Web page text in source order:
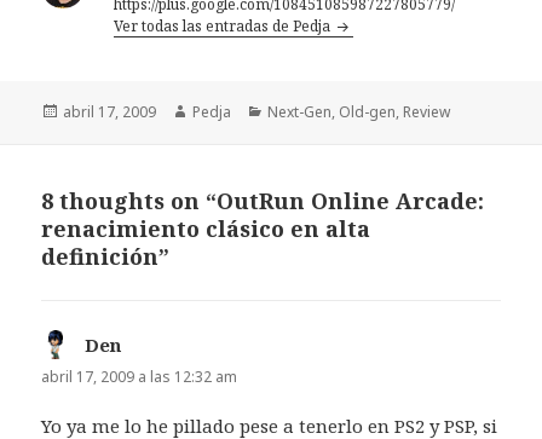
https://plus.google.com/108451085987227805779/
Ver todas las entradas de Pedja
Publicado
abril 17, 2009 Autor
Pedja Categorías
Next-Gen, Old-gen, Review
8 thoughts on “OutRun Online Arcade:
renacimiento clásico en alta
definición”
Den
abril 17, 2009 a las 12:32 am
Yo ya me lo he pillado pese a tenerlo en PS2 y PSP, si